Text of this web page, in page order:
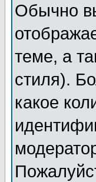
Обычно
теме, а
стиля).
какое